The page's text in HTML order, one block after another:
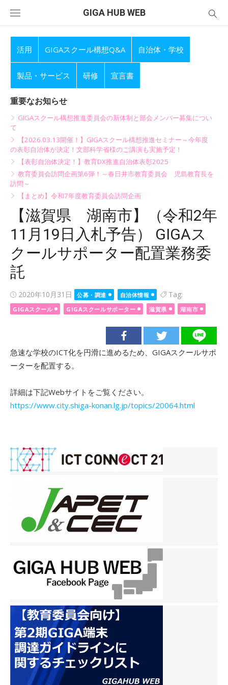
GIGA HUB WEB
活用 GIGAスクール構想Q&A 自治体・学校
製品・サービス 研修 宣言書
重要なお知らせ
GIGAスクール構想推進委員会の新体制と部会メンバー募集につい
て
【2026.03.13開催！】GIGAスクール構想推進セミナー～今年度
の表彰自治体が決定！文部科学省様のご講演も実施予定！
【表彰自治体決定！】教育DX推進自治体表彰2025
教育委員会訪問企画第6弾！～春日井市教育委員会 児島教育長を
訪問～
【まとめ】令和7年度教育委員会訪問企画
【滋賀県 湖南市】（令和2年
11月19日入札予告） GIGAス
クールサポーター配置業務委
託
Posted
on
2020年10月31日 公募・調達 自治体情報 Tag:
GIGAスクール GIGAスクールサポーター 滋賀県 湖南市
急速な学校のICT化を円滑に進めるため、GIGAスクールサポ
ーターを配置する。
詳細は下記Webサイトをご覧ください。
https://www.city.shiga-konan.lg.jp/topics/20064.html